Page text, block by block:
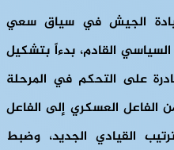
الجيش في سياق سعي
القادم، بدءاً بتشكيل
على التحكم في المرحلة
من الفاعل العسكري إلى الفاعل
القيادي الجديد، وضبط